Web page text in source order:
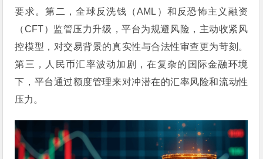
要求。第二，全球反洗钱（AML）和反恐怖主义融资
（CFT）监管压力升级，平台为规避风险，主动收紧风
控模型，对交易背景的真实性与合法性审查更为苛刻。
第三，人民币汇率波动加剧，在复杂的国际金融环境
下，平台通过额度管理来对冲潜在的汇率风险和流动性
压力。